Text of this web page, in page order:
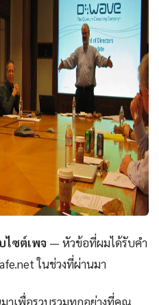
ไซต์เพจ — หัวข้อที่ผมได้รับคำ
ในช่วงที่ผ่านมา
าเพื่อรวบรวมทุกอย่างที่คุณ